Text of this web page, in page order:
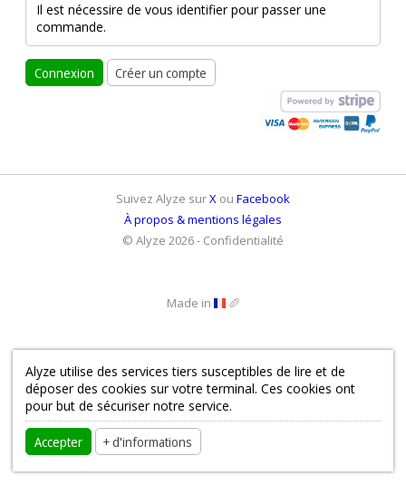
Comparaison de SERP
Rédaction SEO
Analyse SEO groupées
Comparaison SEO
French
Il est nécessire de vous identifier pour passer une
commande.
Connexion Créer un compte
Suivez Alyze surX ou Facebook
À propos & mentions légales
© Alyze 2026 - Confidentialité
Made in FR🥖
Alyze utilise des services tiers susceptibles de lire et de
déposer des cookies sur votre terminal. Ces cookies ont
pour but de sécuriser notre service.
Accepter + d'informations